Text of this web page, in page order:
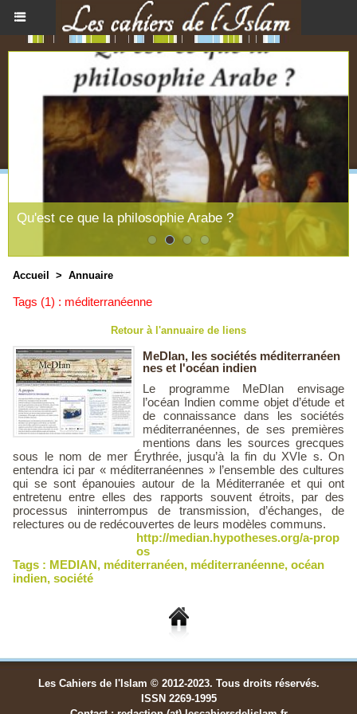
Qu'est ce que la philosophie Arabe ?
Accueil > Annuaire
Tags (1) : méditerranéenne
Retour à l'annuaire de liens
MeDIan, les sociétés méditerranéen
nes et l'océan indien
Le programme MeDIan envisage
l’océan Indien comme objet d’étude et
de connaissance dans les sociétés
méditerranéennes, de ses premières
mentions dans les sources grecques
sous le nom de mer Érythrée, jusqu’à la fin du XVIe s. On
entendra ici par « méditerranéennes » l’ensemble des cultures
qui se sont épanouies autour de la Méditerranée et qui ont
entretenu entre elles des rapports souvent étroits, par des
processus ininterrompus de transmission, d’échanges, de
relectures ou de redécouvertes de leurs modèles communs.
http://median.hypotheses.org/a-prop
os
Tags : MEDIAN, méditerranéen, méditerranéenne, océan
indien, société
Les Cahiers de l'Islam © 2012-2023. Tous droits réservés.
ISSN 2269-1995